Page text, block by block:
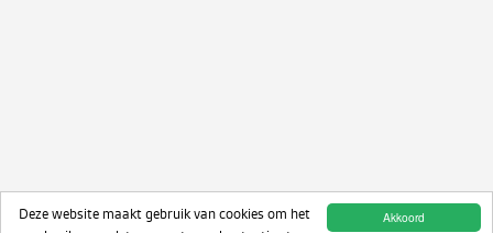
Akkoord
Deze website maakt gebruik van cookies om het